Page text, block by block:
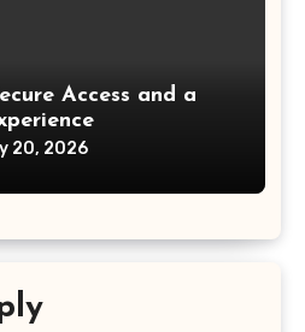
Access and a
20, 2026